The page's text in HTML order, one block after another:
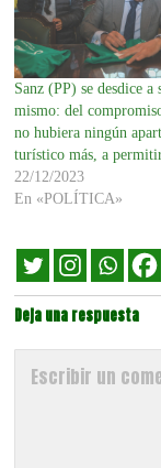
Sanz (PP) se desdice a
mismo: del
no hubiera ningún
turístico más, a
22/12/2023
En «POLÍTICA»
Deja una respuesta